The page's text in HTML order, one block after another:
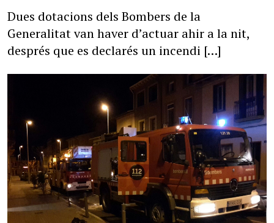
Dues dotacions dels Bombers de la
Generalitat van haver d’actuar ahir a la nit,
després que es declarés un incendi […]